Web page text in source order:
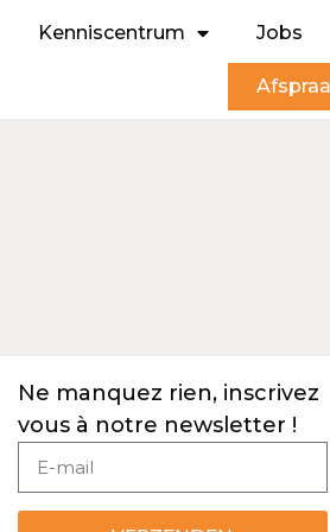
Kenniscentrum Jobs
Ne manquez rien, inscrivez
vous à notre newsletter !